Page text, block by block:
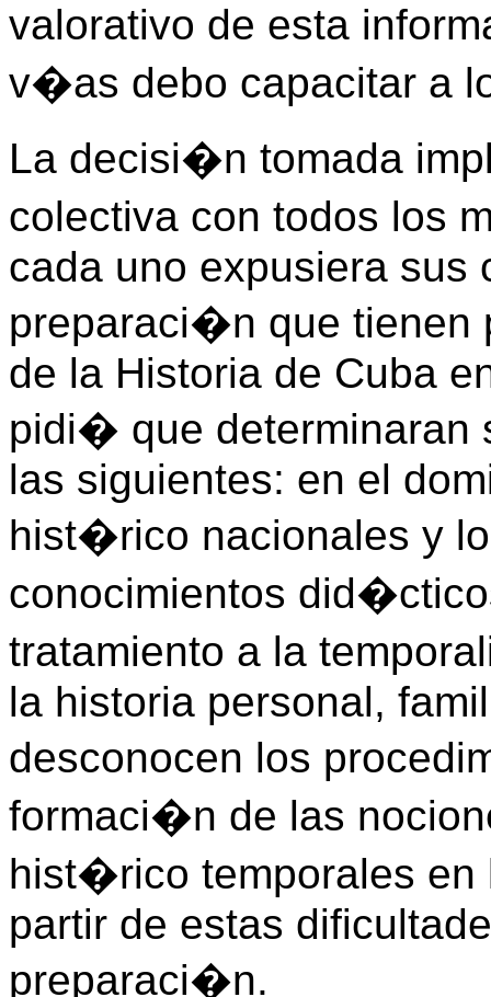
valorativo de esta
v�as debo capacitar a
La decisi�n tomada
colectiva con todos los
cada uno expusiera sus
preparaci�n que tienen
de la Historia de Cuba
pidi� que determinaran
las siguientes: en el
hist�rico nacionales y
conocimientos
tratamiento a la
la historia personal,
desconocen los
formaci�n de las
hist�rico temporales en
partir de estas
preparaci�n.